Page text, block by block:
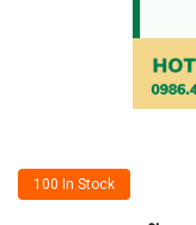
100 In Stock